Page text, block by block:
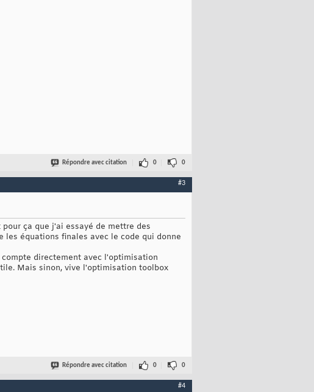
Répondre avec citation 0 0
#3
ça que j'ai essayé de mettre des
les équations finales avec le code qui donne
directement avec l'optimisation
Mais sinon, vive l'optimisation toolbox
Répondre avec citation 0 0
#4